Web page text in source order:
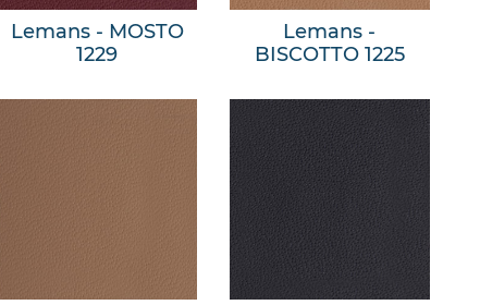
Lemans - MOSTO
1229
Lemans -
BISCOTTO 1225